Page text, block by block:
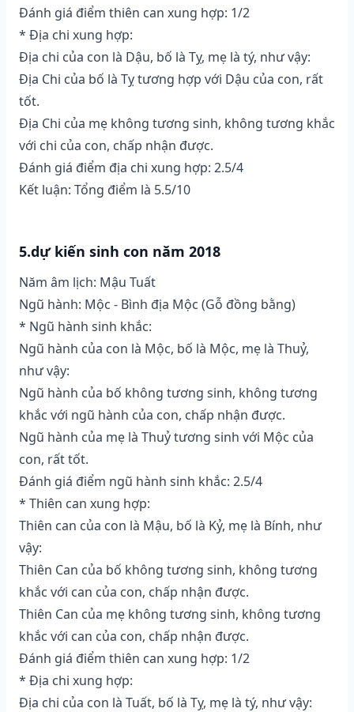
Đánh giá điểm thiên can xung hợp: 1/2
* Địa chi xung hợp:
Địa chi của con là Dậu, bố là Tỵ, mẹ là tý, như vậy:
Địa Chi của bố là Tỵ tương hợp với Dậu của con, rất
tốt.
Địa Chi của mẹ không tương sinh, không tương khắc
với chi của con, chấp nhận được.
Đánh giá điểm địa chi xung hợp: 2.5/4
Kết luận: Tổng điểm là 5.5/10
5.dự kiến sinh con năm 2018
Năm âm lịch: Mậu Tuất
Ngũ hành: Mộc - Bình địa Mộc (Gỗ đồng bằng)
* Ngũ hành sinh khắc:
Ngũ hành của con là Mộc, bố là Mộc, mẹ là Thuỷ,
như vậy:
Ngũ hành của bố không tương sinh, không tương
khắc với ngũ hành của con, chấp nhận được.
Ngũ hành của mẹ là Thuỷ tương sinh với Mộc của
con, rất tốt.
Đánh giá điểm ngũ hành sinh khắc: 2.5/4
* Thiên can xung hợp:
Thiên can của con là Mậu, bố là Kỷ, mẹ là Bính, như
vậy:
Thiên Can của bố không tương sinh, không tương
khắc với can của con, chấp nhận được.
Thiên Can của mẹ không tương sinh, không tương
khắc với can của con, chấp nhận được.
Đánh giá điểm thiên can xung hợp: 1/2
* Địa chi xung hợp:
Địa chi của con là Tuất, bố là Tỵ, mẹ là tý, như vậy: